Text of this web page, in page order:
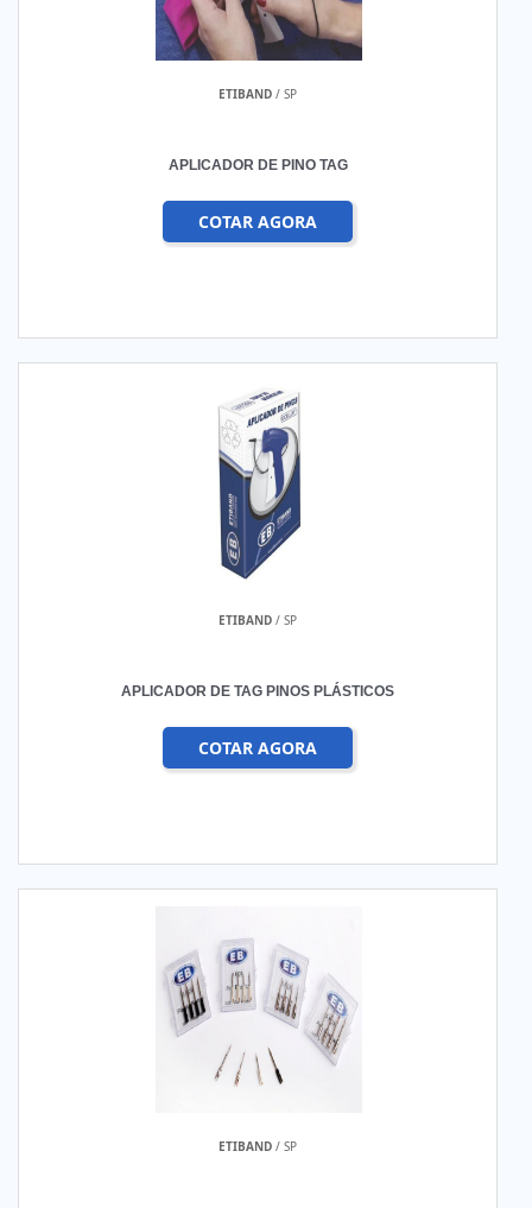
ETIBAND / SP
APLICADOR DE PINO TAG
COTAR AGORA
ETIBAND / SP
APLICADOR DE TAG PINOS PLÁSTICOS
COTAR AGORA
ETIBAND / SP